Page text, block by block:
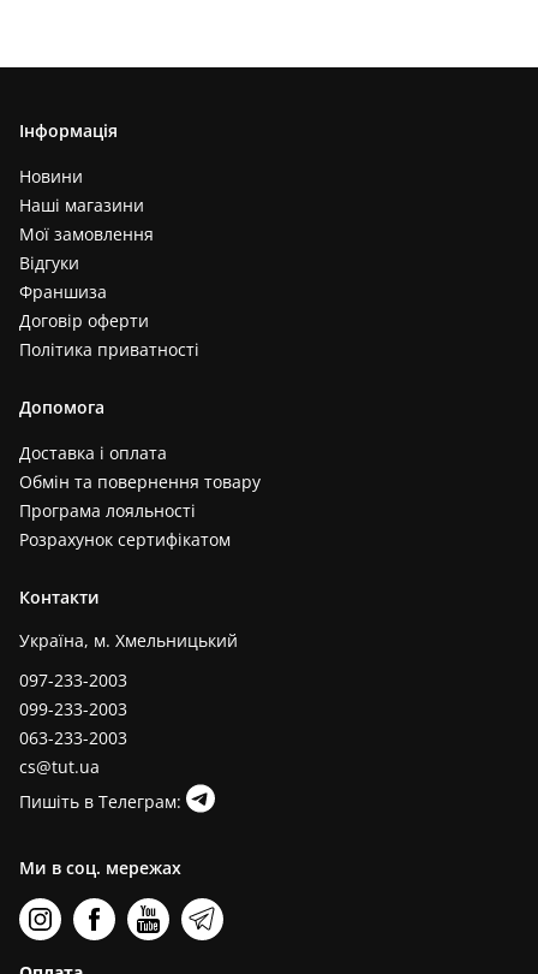
Інформація
Новини
Наші магазини
Мої замовлення
Відгуки
Франшиза
Договір оферти
Політика приватності
Допомога
Доставка і оплата
Обмін та повернення товару
Програма лояльності
Розрахунок сертифікатом
Контакти
Україна, м. Хмельницький
097-233-2003
099-233-2003
063-233-2003
cs@tut.ua
Пишіть в Телеграм:
Ми в соц. мережах